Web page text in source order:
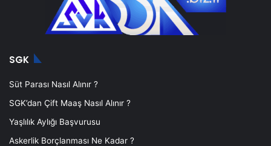
SGK
Süt Parası Nasıl Alınır ?
SGK’dan Çift Maaş Nasıl Alınır ?
Yaşlılık Aylığı Başvurusu
Askerlik Borçlanması Ne Kadar ?